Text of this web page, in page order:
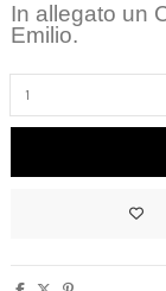
In allegato un
Emilio.